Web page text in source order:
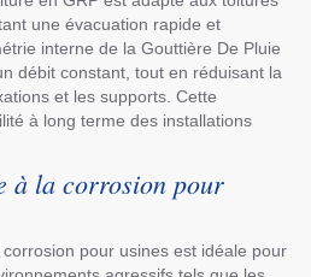
une évacuation rapide et
interne de la Gouttière De Pluie
débit constant, tout en réduisant la
et les supports. Cette
à long terme des installations
à la corrosion pour
pour usines est idéale pour